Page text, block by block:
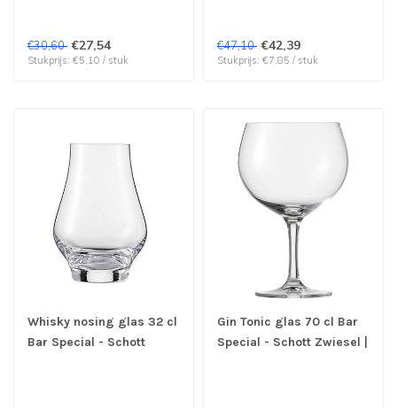
€30,60 €27,54
Stukprijs: €5,10 / stuk
€47,10 €42,39
Stukprijs: €7,85 / stuk
Whisky nosing glas 32 cl
Bar Special - Schott
Gin Tonic glas 70 cl Bar
Special - Schott Zwiesel |